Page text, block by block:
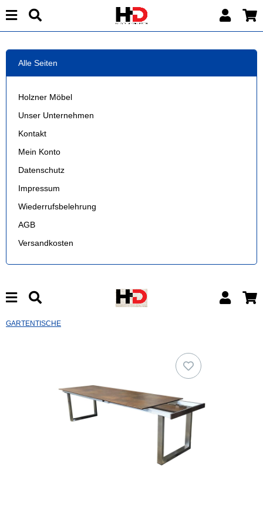
Alle Seiten
Holzner Möbel
Unser Unternehmen
Kontakt
Mein Konto
Datenschutz
Impressum
Wiederrufsbelehrung
AGB
Versandkosten
GARTENTISCHE